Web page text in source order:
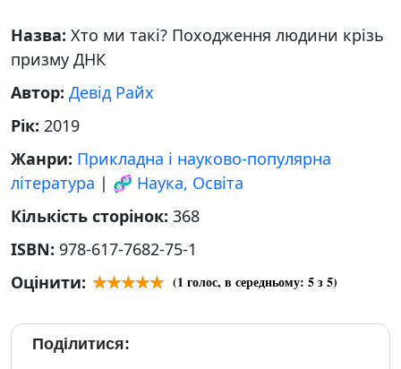
Назва: Хто ми такі? Походження людини крізь
призму ДНК
Автор: Девід Райх
Рік: 2019
Жанри: Прикладна і науково-популярна
література | 🧬 Наука, Освіта
Кількість сторінок: 368
ISBN: 978-617-7682-75-1
Оцінити:
(1 голос, в середньому: 5з 5)
Поділитися: